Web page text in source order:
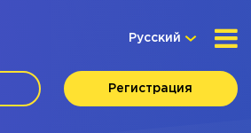
Русский
Регистрация